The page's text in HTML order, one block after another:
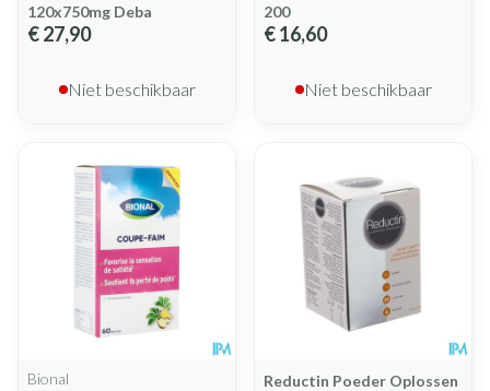
120x750mg Deba
€ 27,90
Niet beschikbaar
200
€ 16,60
Niet beschikbaar
Bional
Reductin Poeder Oplossen